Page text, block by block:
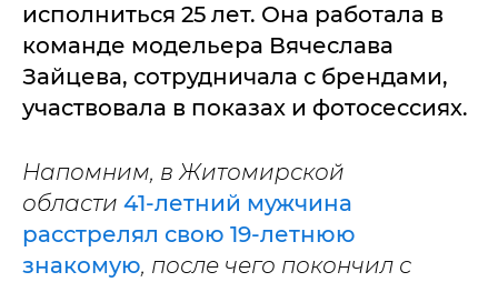
исполниться 25 лет. Она работала в
команде модельера Вячеслава
Зайцева, сотрудничала с брендами,
участвовала в показах и фотосессиях.
Напомним, в Житомирской
области 41-летний мужчина
расстрелял свою 19-летнюю
знакомую, после чего покончил с